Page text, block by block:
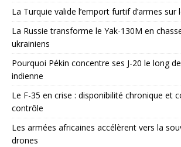
La Turquie valide l’emport furtif d’armes sur
La Russie transforme le Yak-130M en
ukrainiens
Pourquoi Pékin concentre ses J-20 le long
indienne
Le F-35 en crise : disponibilité chronique et
contrôle
Les armées africaines accélèrent vers la
drones